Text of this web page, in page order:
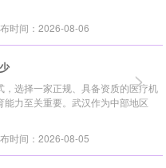
时间：2026-08-06
，选择一家正规、具备资质的医疗机
力至关重要。武汉作为中部地区
时间：2026-08-05
>